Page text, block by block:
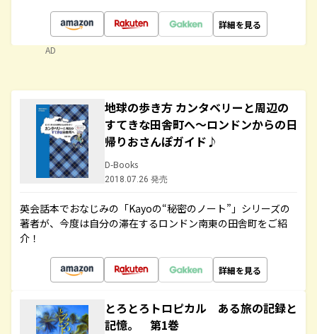
詳細を見る
AD
地球の歩き方 カンタベリーと周辺の
すてきな田舎町へ～ロンドンからの日
帰りおさんぽガイド♪
D-Books
2018.07.26 発売
英会話本でおなじみの「Kayoの“秘密のノート”」シリーズの
著者が、今度は自分の滞在するロンドン南東の田舎町をご紹
介！
詳細を見る
とろとろトロピカル ある旅の記録と
記憶。 第1巻